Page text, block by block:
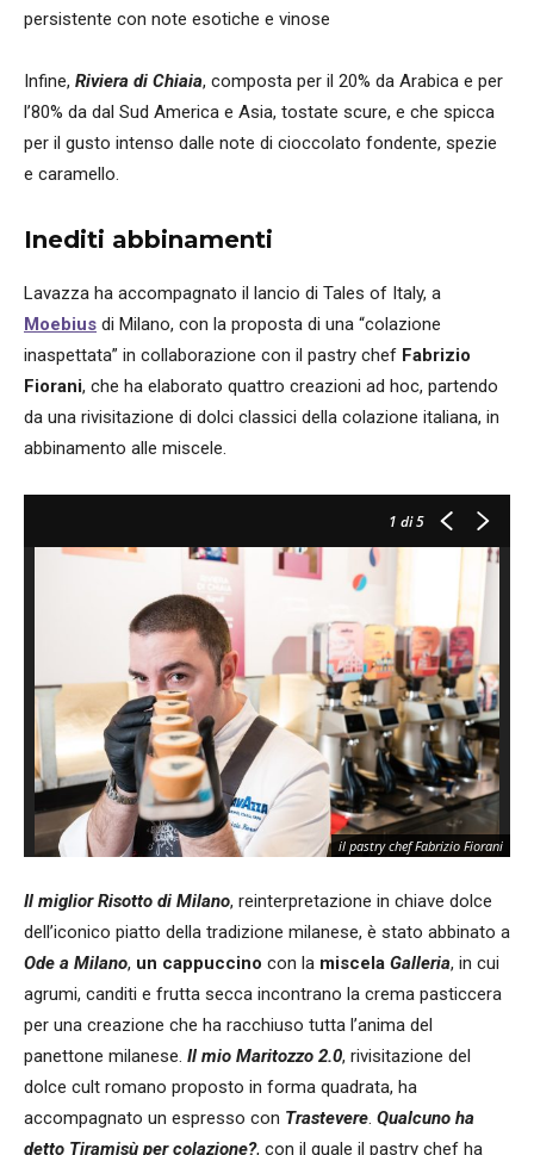
persistente con note esotiche e vinose
Infine, Riviera di Chiaia, composta per il 20% da Arabica e per
l’80% da dal Sud America e Asia, tostate scure, e che spicca
per il gusto intenso dalle note di cioccolato fondente, spezie
e caramello.
Inediti abbinamenti
Lavazza ha accompagnato il lancio di Tales of Italy, a
Moebius di Milano, con la proposta di una “colazione
inaspettata” in collaborazione con il pastry chef Fabrizio
Fiorani, che ha elaborato quattro creazioni ad hoc, partendo
da una rivisitazione di dolci classici della colazione italiana, in
abbinamento alle miscele.
1 di 5
il pastry chef Fabrizio Fiorani
Il miglior Risotto di Milano, reinterpretazione in chiave dolce
dell’iconico piatto della tradizione milanese, è stato abbinato a
Ode a Milano, un cappuccino con la miscela Galleria, in cui
agrumi, canditi e frutta secca incontrano la crema pasticcera
per una creazione che ha racchiuso tutta l’anima del
panettone milanese. Il mio Maritozzo 2.0, rivisitazione del
dolce cult romano proposto in forma quadrata, ha
accompagnato un espresso con Trastevere. Qualcuno ha
detto Tiramisù per colazione?, con il quale il pastry chef ha